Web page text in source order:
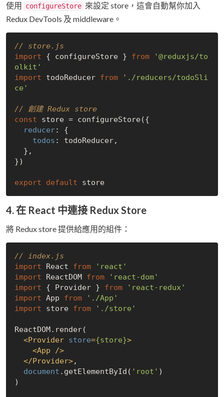
使用 configureStore 來設定 store，這會自動幫你加入
Redux DevTools 及 middleware。
// store.js
import { configureStore } from
'@reduxjs/to
olkit'
import todoReducer from
'./reducers/todoSli
ce'
// 創建 Redux store
const store = configureStore({
reducer: {
todos : todoReducer,
})
export default store
4. 在 React 中連接 Redux Store
將 Redux store 提供給應用的組件：
// index.js
import React from
'react'
import ReactDOM from
'react-dom'
import { Provider } from
'react-redux'
import App from
'./App'
import store from './store'
ReactDOM.render(
<Provider store={store}>
<App />
</Provider>,
document .getElementById( 'root' )
)